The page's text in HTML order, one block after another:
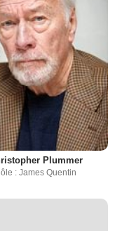
Plummer
: James Quentin